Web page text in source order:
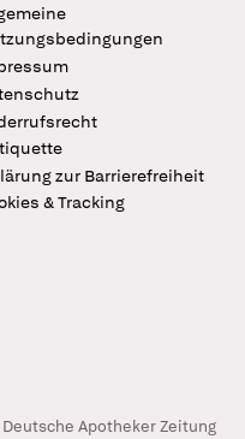
zur Barrierefreiheit
& Tracking
Apotheker Zeitung